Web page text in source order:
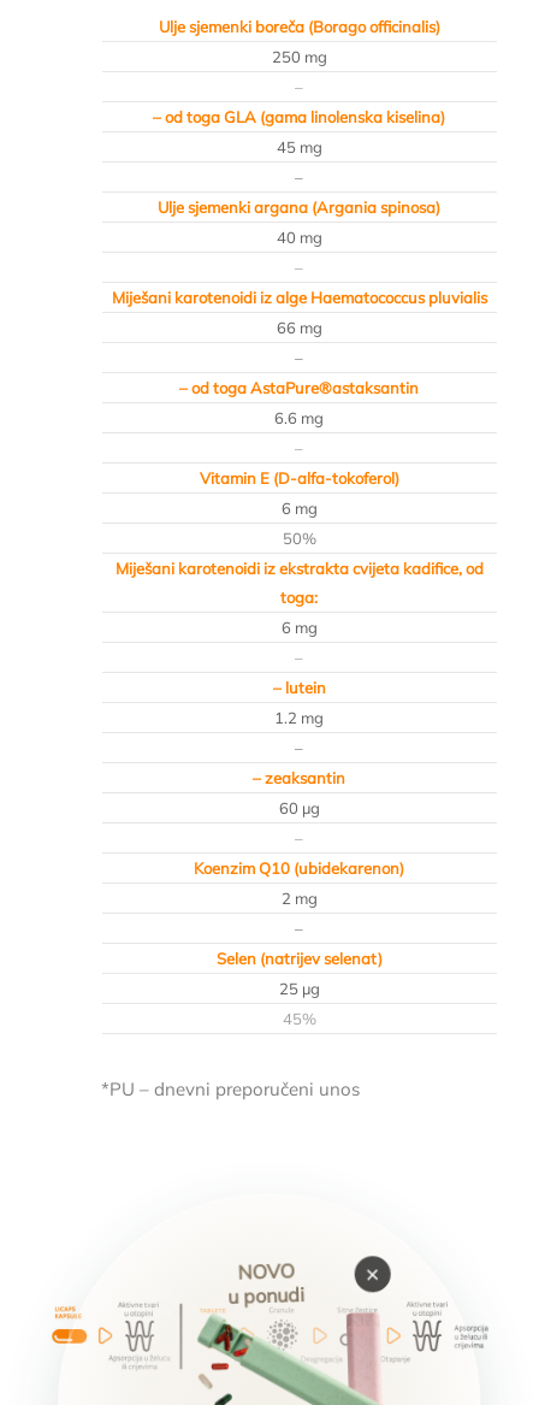
Ulje sjemenki boreča (Borago officinalis)
250 mg
–
– od toga GLA (gama linolenska kiselina)
45 mg
–
Ulje sjemenki argana (Argania spinosa)
40 mg
–
Miješani karotenoidi iz alge Haematococcus pluvialis
66 mg
–
– od toga AstaPure®astaksantin
6.6 mg
–
Vitamin E (D-alfa-tokoferol)
6 mg
50%
Miješani karotenoidi iz ekstrakta cvijeta kadifice, od
toga:
6 mg
–
– lutein
1.2 mg
–
– zeaksantin
60 µg
–
Koenzim Q10 (ubidekarenon)
2 mg
–
Selen (natrijev selenat)
25 µg
45%
*PU – dnevni preporučeni unos
×
NOVO
u ponudi